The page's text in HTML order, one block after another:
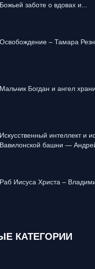
Божьей заботе о вдовах и...
Освобождение – Тамара
Mальчик Богдан и ангел
Искусственный интеллект и
Вавилонской башни —
Раб Иисуса Христа –
КАТЕГОРИИ